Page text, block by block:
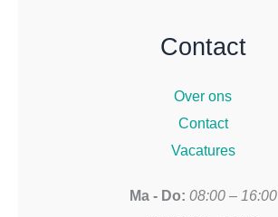
Contact
Over ons
Contact
Vacatures
Ma - Do: 08:00 – 16:00